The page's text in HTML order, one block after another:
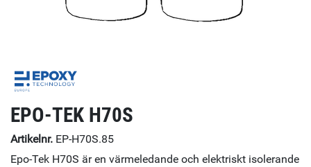
EPO-TEK H70S
Artikelnr. EP-H70S.85
Epo-Tek H70S är en värmeledande och elektriskt isolerande